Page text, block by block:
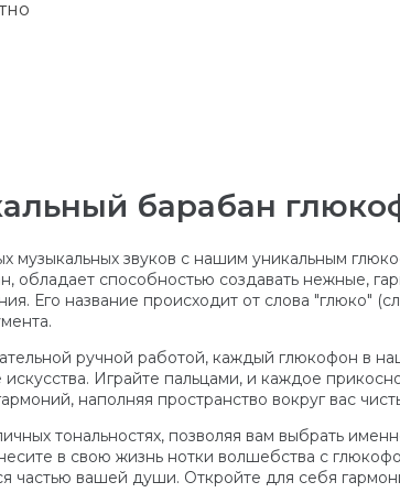
барабан
музыкальных звуков с нашим уникальным
обладает способностью создавать нежные,
Его название происходит от слова "глюко"
ручной работой, каждый глюкофон в
Играйте пальцами, и каждое
наполняя пространство вокруг вас
тональностях, позволяя вам выбрать
в свою жизнь нотки волшебства с
частью вашей души. Откройте для себя